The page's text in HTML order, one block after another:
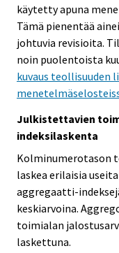
käytetty apuna
Tämä pienentää
johtuvia revisioita.
noin puolentoista
kuvaus teollisuuden
Julkistettavien
indeksilaskenta
Kolminumerotason
laskea erilaisia
aggregaatti-
keskiarvoina.
toimialan
laskettuna.